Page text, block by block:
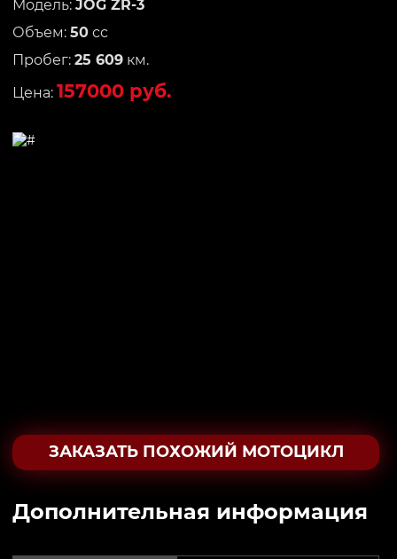
Модель: JOG ZR-3
Объем: 50 сс
Пробег: 25 609 км.
Цена: 157000 руб.
ЗАКАЗАТЬ ПОХОЖИЙ МОТОЦИКЛ
Дополнительная информация